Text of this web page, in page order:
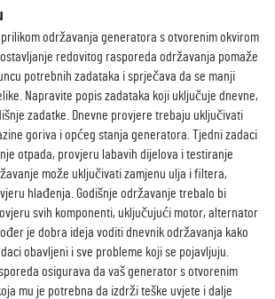
održavanja generatora s otvorenim okvirom
redovitog rasporeda održavanja pomaže
potrebnih zadataka i sprječava da se manji
Napravite popis zadataka koji uključuje dnevne,
zadatke. Dnevne provjere trebaju uključivati
goriva i općeg stanja generatora. Tjedni zadaci
otpada, provjeru labavih dijelova i testiranje
može uključivati zamjenu ulja i filtera,
hlađenja. Godišnje održavanje trebalo bi
svih komponenti, uključujući motor, alternator
je dobra ideja voditi dnevnik održavanja kako
obavljeni i sve probleme koji se pojavljuju.
osigurava da vaš generator s otvorenim
mu je potrebna da izdrži teške uvjete i dalje